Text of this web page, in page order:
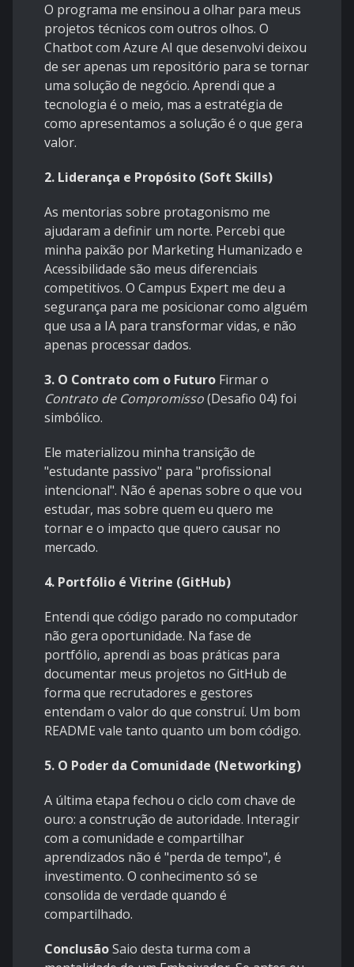
O programa me ensinou a olhar para meus
projetos técnicos com outros olhos. O
Chatbot com Azure AI que desenvolvi deixou
de ser apenas um repositório para se tornar
uma solução de negócio. Aprendi que a
tecnologia é o meio, mas a estratégia de
como apresentamos a solução é o que gera
valor.
2. Liderança e Propósito (Soft Skills)
As mentorias sobre protagonismo me
ajudaram a definir um norte. Percebi que
minha paixão por Marketing Humanizado e
Acessibilidade são meus diferenciais
competitivos. O Campus Expert me deu a
segurança para me posicionar como alguém
que usa a IA para transformar vidas, e não
apenas processar dados.
3. O Contrato com o Futuro Firmar o
Contrato de Compromisso(Desafio 04) foi
simbólico.
Ele materializou minha transição de
"estudante passivo" para "profissional
intencional". Não é apenas sobre o que vou
estudar, mas sobre quem eu quero me
tornar e o impacto que quero causar no
mercado.
4. Portfólio é Vitrine (GitHub)
Entendi que código parado no computador
não gera oportunidade. Na fase de
portfólio, aprendi as boas práticas para
documentar meus projetos no GitHub de
forma que recrutadores e gestores
entendam o valor do que construí. Um bom
README vale tanto quanto um bom código.
5. O Poder da Comunidade (Networking)
A última etapa fechou o ciclo com chave de
ouro: a construção de autoridade. Interagir
com a comunidade e compartilhar
aprendizados não é "perda de tempo", é
investimento. O conhecimento só se
consolida de verdade quando é
compartilhado.
ConclusãoSaio desta turma com a